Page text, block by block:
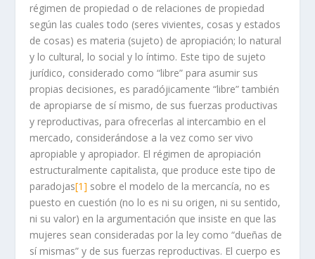
régimen de propiedad o de relaciones de propiedad
según las cuales todo (seres vivientes, cosas y estados
de cosas) es materia (sujeto) de apropiación; lo natural
y lo cultural, lo social y lo íntimo. Este tipo de sujeto
jurídico, considerado como “libre” para asumir sus
propias decisiones, es paradójicamente “libre” también
de apropiarse de sí mismo, de sus fuerzas productivas
y reproductivas, para ofrecerlas al intercambio en el
mercado, considerándose a la vez como ser vivo
apropiable y apropiador. El régimen de apropiación
estructuralmente capitalista, que produce este tipo de
paradojas[1] sobre el modelo de la mercancía, no es
puesto en cuestión (no lo es ni su origen, ni su sentido,
ni su valor) en la argumentación que insiste en que las
mujeres sean consideradas por la ley como “dueñas de
sí mismas” y de sus fuerzas reproductivas. El cuerpo es